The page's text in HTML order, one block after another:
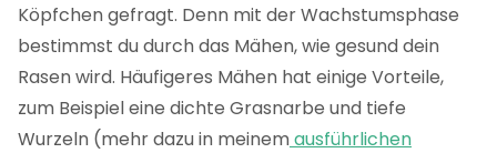
Köpfchen gefragt. Denn mit der Wachstumsphase
bestimmst du durch das Mähen, wie gesund dein
Rasen wird. Häufigeres Mähen hat einige Vorteile,
zum Beispiel eine dichte Grasnarbe und tiefe
Wurzeln (mehr dazu in meinemausführlichen